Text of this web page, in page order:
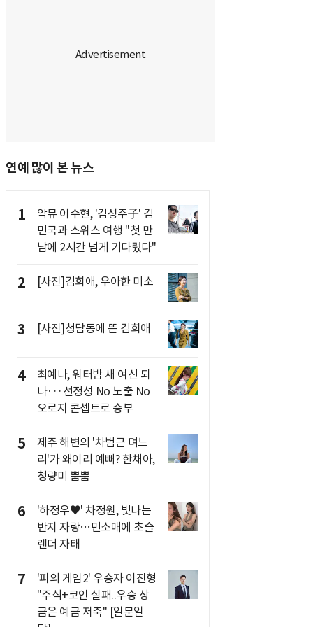
연예 많이 본 뉴스
1
악뮤 이수현, '김성주子' 김
민국과 스위스 여행 "첫 만
남에 2시간 넘게 기다렸다"
2 [사진]김희애, 우아한 미소
3 [사진]청담동에 뜬 김희애
4
최예나, 워터밤 새 여신 되
나···선정성 No 노출 No
오로지 콘셉트로 승부
5
제주 해변의 '차범근 며느
리'가 왜이리 예뻐? 한채아,
청량미 뿜뿜
6
'하정우♥' 차정원, 빛나는
반지 자랑…민소매에 초슬
렌더 자태
7
'피의 게임2' 우승자 이진형
"주식+코인 실패..우승 상
금은 예금 저축" [일문일